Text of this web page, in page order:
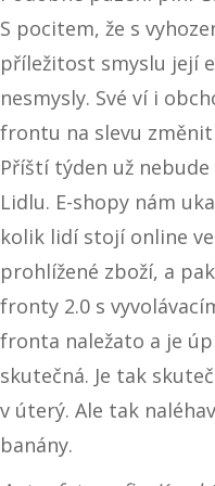
S pocitem, že s
příležitost smyslu její
nesmysly. Své ví i
frontu na slevu
Příští týden už
Lidlu. E-shopy nám
kolik lidí stojí online
prohlížené zboží, a
fronty 2.0 s
fronta naležato a je
skutečná. Je tak
v úterý. Ale tak
banány.